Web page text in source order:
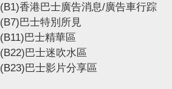
(B1)香港巴士廣告消息/廣告車行踪
(B7)巴士特別所見
(B11)巴士精華區
(B22)巴士迷吹水區
(B23)巴士影片分享區